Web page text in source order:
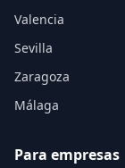
Valencia
Sevilla
Zaragoza
Málaga
Para empresas